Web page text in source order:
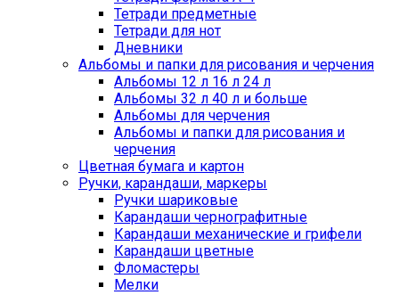
Тетради предметные
Тетради для нот
Дневники
Альбомы и папки для рисования и черчения
Альбомы 12 л 16 л 24 л
Альбомы 32 л 40 л и больше
Альбомы для черчения
Альбомы и папки для рисования и
черчения
Цветная бумага и картон
Ручки, карандаши, маркеры
Ручки шариковые
Карандаши чернографитные
Карандаши механические и грифели
Карандаши цветные
Фломастеры
Мелки